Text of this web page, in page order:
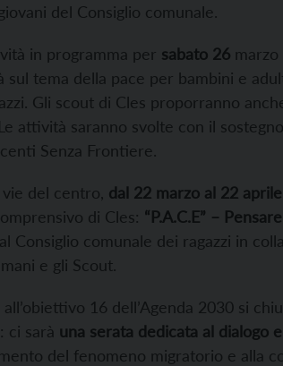
del Consiglio comunale.
in programma per sabato 26
sul tema della pace per bambini e
Gli scout di Cles proporranno
attività saranno svolte con il
Senza Frontiere.
del centro, dal 22 marzo al 22 aprile
di Cles: “P.A.C.E” –
Consiglio comunale dei ragazzi in
e gli Scout.
16 dell’Agenda 2030 si
ci sarà una serata dedicata al dialogo
del fenomeno migratorio e alla